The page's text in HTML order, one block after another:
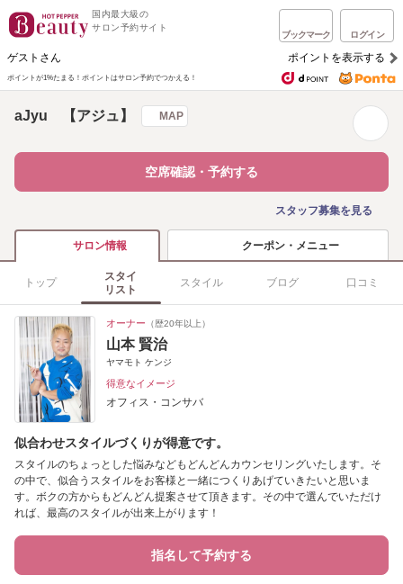
国内最大級の
サロン予約サイト
ブックマーク ログイン
ゲストさん ポイントを表示する
ポイントが1%たまる！ ポイントはサロン予約でつかえる！
aJyu 【アジュ】 MAP
空席確認・予約する
スタッフ募集を見る
サロン情報 クーポン・メニュー
トップ
スタイ
リスト
スタイル ブログ 口コミ
オーナー （歴20年以上）
山本 賢治
ヤマモト ケンジ
得意なイメージ
オフィス・コンサバ
似合わせスタイルづくりが得意です。
スタイルのちょっとした悩みなどもどんどんカウンセリングいたします。そ
の中で、似合うスタイルをお客様と一緒につくりあげていきたいと思いま
す。ボクの方からもどんどん提案させて頂きます。その中で選んでいただけ
れば、最高のスタイルが出来上がります！
指名して予約する